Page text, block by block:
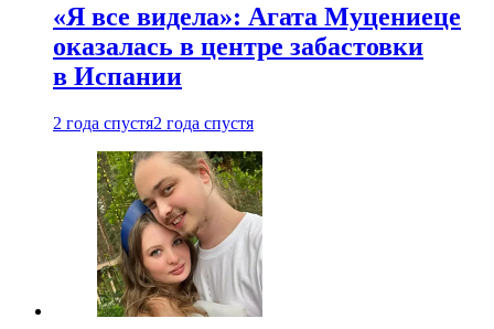
«Я все видела»: Агата Муцениеце
оказалась в центре забастовки
в Испании
2 года спустя2 года спустя